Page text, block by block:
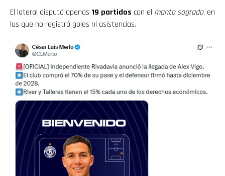
El lateral disputó apenas 19 partidos con el manto sagrado, en
los que no registró goles ni asistencias.